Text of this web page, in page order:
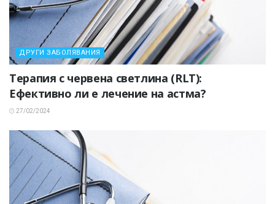
ДРУГИ ЗАБОЛЯВАНИЯ
Терапия с червена светлина (RLT):
Ефективно ли е лечение на астма?
27/02/2024